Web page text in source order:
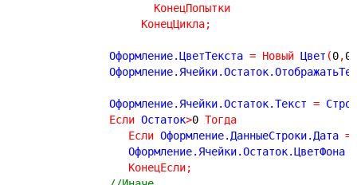
КонецПопытки
КонецЦикла;
Оформление.ЦветТекста = Новый Цвет (0,0
Оформление.Ячейки.Остаток.Текст =
Если Остаток>0 Тогда
Если Оформление.ДанныеСтроки.Дата =
Оформление.Ячейки.Остаток.ЦветФона
КонецЕсли;